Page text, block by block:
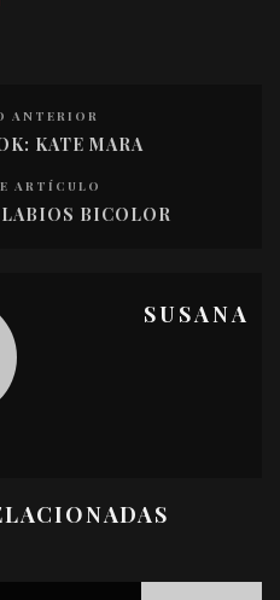
ANTERIOR
KATE MARA
ARTÍCULO
BICOLOR
SUSANA